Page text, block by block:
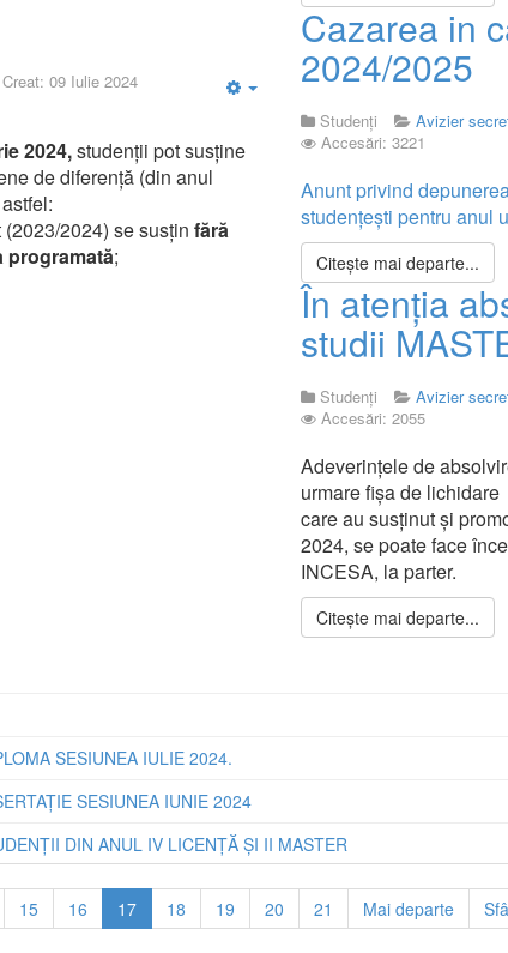
Creat: 09 Iulie 2024
2024,studenții pot susține
de diferență (din anul
2024) se susțin fără
programată;
Cazarea in
2024/2025
Studenți Avizier
Accesări: 3221
Anunt privind
studențești pentru anul
Citește mai departe...
În atenția
studii
Studenți Avizier
Accesări: 2055
Adeverințele de
urmare fișa de
care au susținut și
2024, se poate face
INCESA, la parter.
Citește mai departe...
SESIUNEA IULIE 2024.
SESIUNEA IUNIE 2024
DIN ANUL IV LICENȚĂ ȘI II MASTER
15 16 17 18 19 20 21 Mai departe